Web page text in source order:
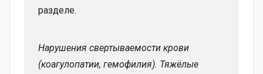
разделе.
Нарушения свертываемости крови
(коагулопатии, гемофилия). Тяжёлые